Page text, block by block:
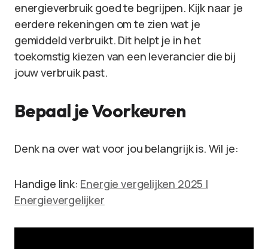
energieverbruik goed te begrijpen. Kijk naar je
eerdere rekeningen om te zien wat je
gemiddeld verbruikt. Dit helpt je in het
toekomstig kiezen van een leverancier die bij
jouw verbruik past.
Bepaal je Voorkeuren
Denk na over wat voor jou belangrijk is. Wil je:
Handige link: Energie vergelijken 2025 |
Energievergelijker